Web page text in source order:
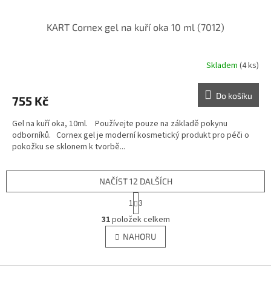
KART Cornex gel na kuří oka 10 ml (7012)
Skladem (4 ks)
755 Kč Do košíku
Gel na kuří oka, 10ml. Používejte pouze na základě pokynu
odborníků. Cornex gel je moderní kosmetický produkt pro péči o
pokožku se sklonem k tvorbě...
O
v
l
á
NAČÍST 12 DALŠÍCH
S
t
r
á
n
k
v
1 3
31položek celkem
NAHORU